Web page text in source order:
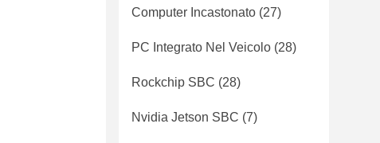
Computer Incastonato (27)
PC Integrato Nel Veicolo (28)
Rockchip SBC (28)
Nvidia Jetson SBC (7)